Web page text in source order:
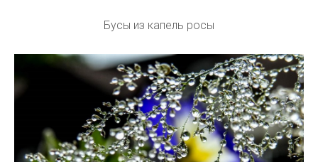
Бусы из капель росы